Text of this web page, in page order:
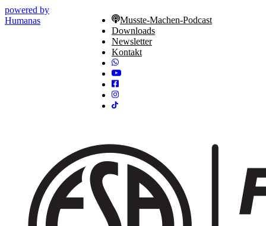
powered by
Humanas
Musste-Machen-Podcast
Downloads
Newsletter
Kontakt